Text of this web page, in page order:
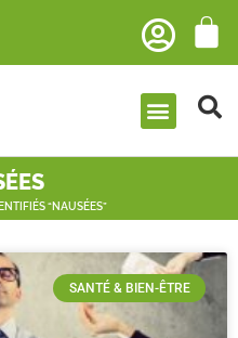
“NAUSÉES”
SANTÉ & BIEN-ÊTRE